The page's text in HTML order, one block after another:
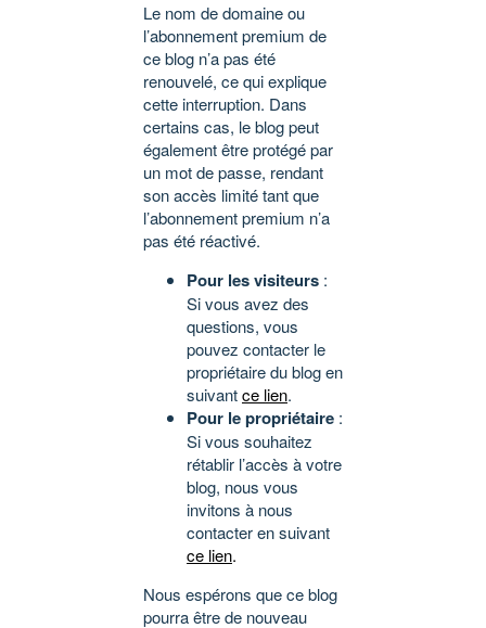
Le nom de domaine ou
l’abonnement premium de
ce blog n’a pas été
renouvelé, ce qui explique
cette interruption. Dans
certains cas, le blog peut
également être protégé par
un mot de passe, rendant
son accès limité tant que
l’abonnement premium n’a
pas été réactivé.
Pour les visiteurs :
Si vous avez des
questions, vous
pouvez contacter le
propriétaire du blog en
suivantce lien.
Pour le propriétaire :
Si vous souhaitez
rétablir l’accès à votre
blog, nous vous
invitons à nous
contacter en suivant
ce lien.
Nous espérons que ce blog
pourra être de nouveau